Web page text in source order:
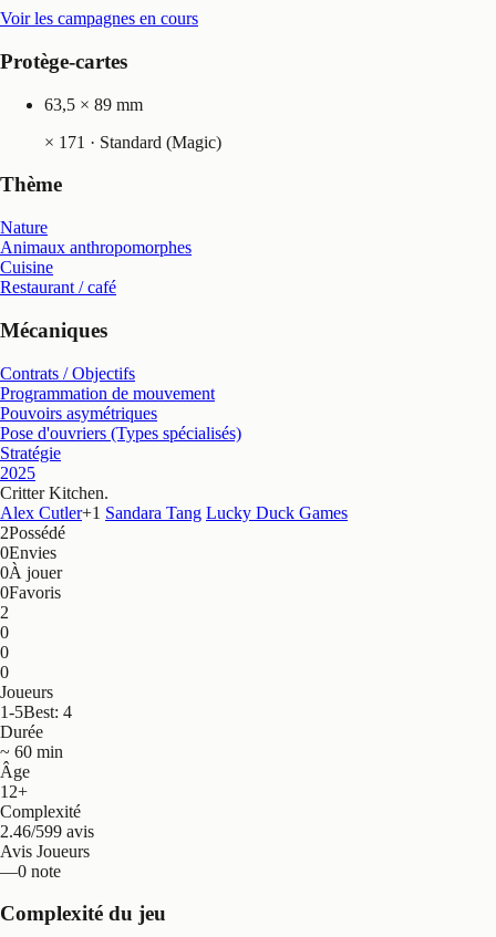
Voir les campagnes en cours
Protège-cartes
63,5 × 89 mm
× 171 · Standard (Magic)
Thème
Nature
Animaux anthropomorphes
Cuisine
Restaurant / café
Mécaniques
Contrats / Objectifs
Programmation de mouvement
Pouvoirs asymétriques
Pose d'ouvriers (Types spécialisés)
Stratégie
2025
Critter Kitchen.
Alex Cutler+1 Sandara Tang Lucky Duck Games
2Possédé
0Envies
0À jouer
0Favoris
2
0
0
0
Joueurs
1-5Best: 4
Durée
~ 60 min
Âge
12+
Complexité
2.46/599 avis
Avis Joueurs
—0 note
Complexité du jeu